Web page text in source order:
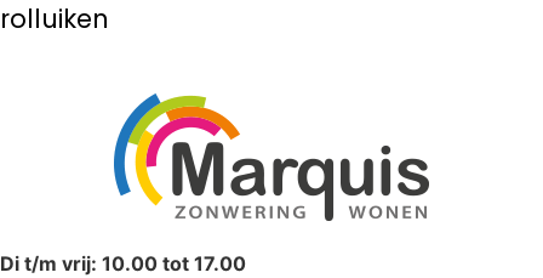
rolluiken
Di t/m vrij: 10.00 tot 17.00